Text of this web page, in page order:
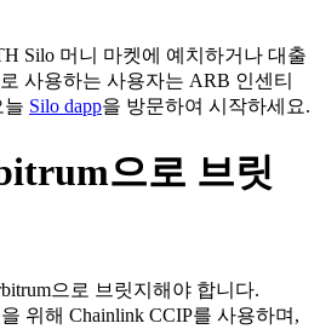
Silo 머니 마켓에 예치하거나 대출
사용하는 사용자는 ARB 인센티
늘 Silo dapp을 방문하여 시작하세요.
으로 브릿
으로 브릿지해야 합니다.
위해 Chainlink CCIP를 사용하며,